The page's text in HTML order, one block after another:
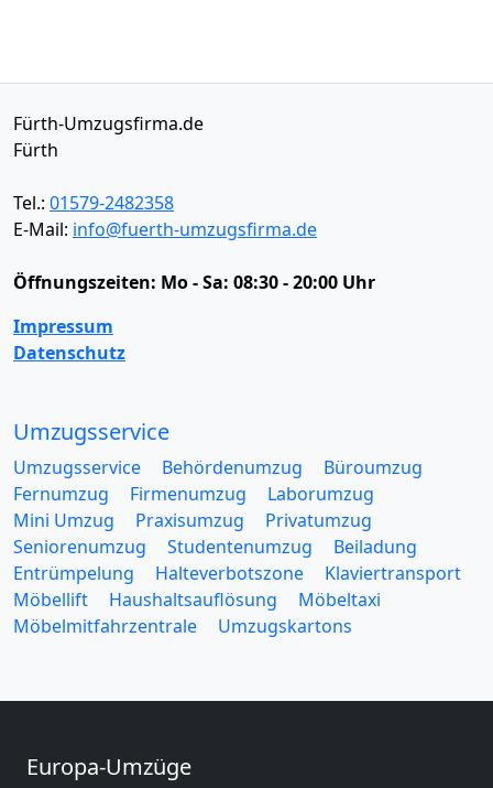
Fürth-Umzugsfirma.de
Fürth
Tel.: 01579-2482358
E-Mail: info@fuerth-umzugsfirma.de
Öffnungszeiten: Mo - Sa: 08:30 - 20:00 Uhr
Impressum
Datenschutz
Umzugsservice
Umzugsservice Behördenumzug
Büroumzug
Fernumzug
Firmenumzug
Laborumzug
Mini Umzug
Praxisumzug
Privatumzug
Seniorenumzug
Studentenumzug
Beiladung
Entrümpelung
Halteverbotszone
Klaviertransport
Möbellift
Haushaltsauflösung
Möbeltaxi
Möbelmitfahrzentrale
Umzugskartons
Europa-Umzüge